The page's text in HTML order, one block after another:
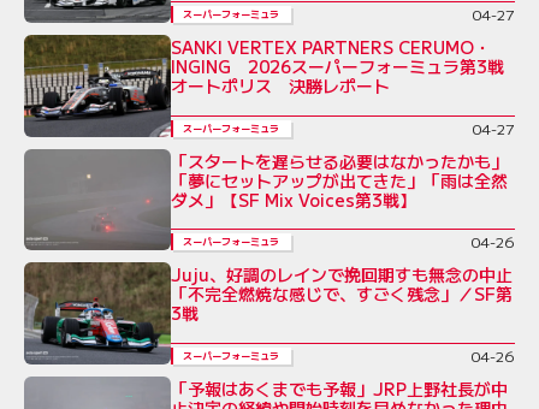
スーパーフォーミュラ 04-27
SANKI VERTEX PARTNERS CERUMO・
INGING 2026スーパーフォーミュラ第3戦
オートポリス 決勝レポート
スーパーフォーミュラ 04-27
「スタートを遅らせる必要はなかったかも」
「夢にセットアップが出てきた」「雨は全然
ダメ」【SF Mix Voices第3戦】
スーパーフォーミュラ 04-26
Juju、好調のレインで挽回期すも無念の中止
「不完全燃焼な感じで、すごく残念」／SF第
3戦
スーパーフォーミュラ 04-26
「予報はあくまでも予報」JRP上野社長が中